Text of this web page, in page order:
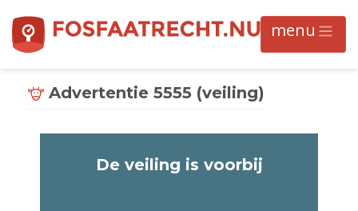
Advertentie 5555 (veiling)
De veiling is voorbij